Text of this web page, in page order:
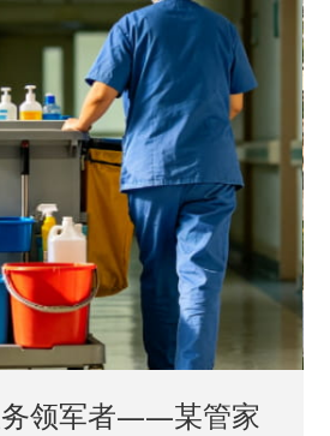
业集团——银光化学